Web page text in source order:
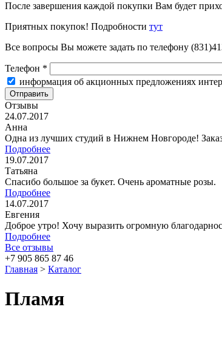
После завершения каждой покупки Вам будет
Приятных покупок! Подробности тут
Все вопросы Вы можете задать по телефону
Телефон *
информация об акционных предложениях
Отзывы
24.07.2017
Анна
Одна из лучших студий в Нижнем Новгороде!
Подробнее
19.07.2017
Татьяна
Спасибо большое за букет. Очень ароматные розы.
Подробнее
14.07.2017
Евгения
Доброе утро! Хочу выразить огромную
Подробнее
Все отзывы
+7 905 865 87 46
Главная > Каталог
Пламя